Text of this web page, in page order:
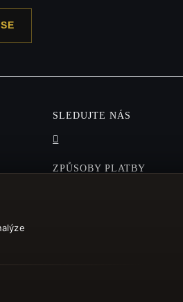
SLEDUJTE NÁS
ZPŮSOBY PLATBY